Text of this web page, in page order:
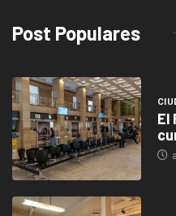
Post Populares
El